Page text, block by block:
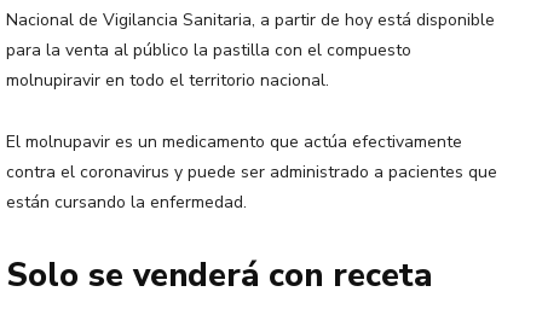
Nacional de Vigilancia Sanitaria, a partir de hoy está disponible
para la venta al público la pastilla con el compuesto
molnupiravir en todo el territorio nacional.
El molnupavir es un medicamento que actúa efectivamente
contra el coronavirus y puede ser administrado a pacientes que
están cursando la enfermedad.
Solo se venderá con receta